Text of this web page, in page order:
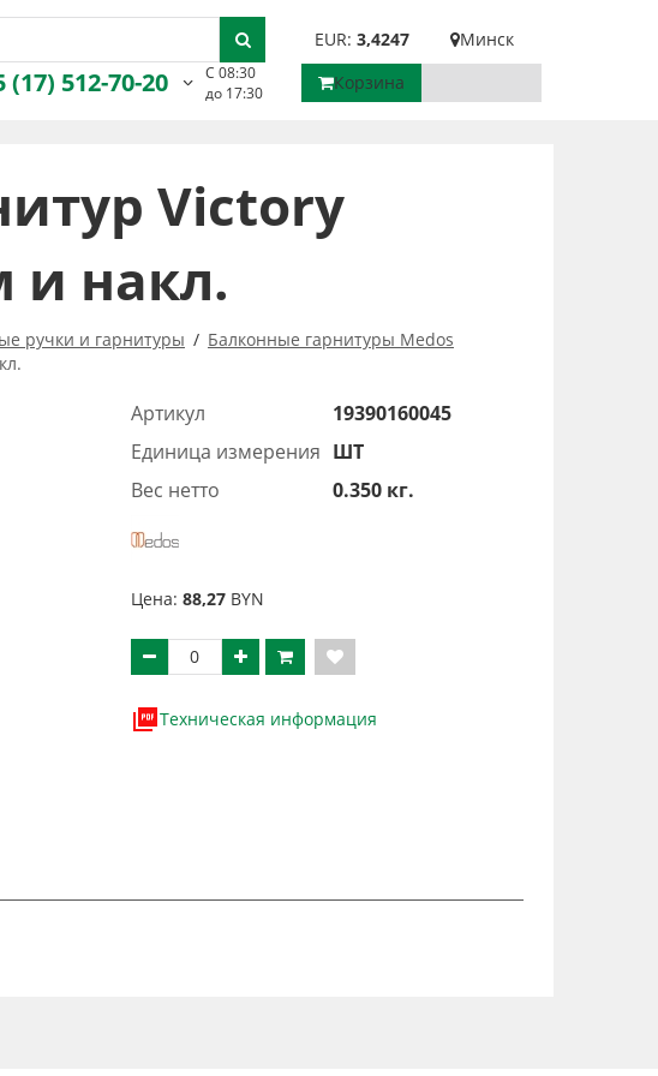
EUR: 3,4247
Минск
(17) 512-70-20
С 08:30
до 17:30
Корзина
Victory
и накл.
ручки и гарнитуры
Балконные гарнитуры Medos
Артикул
19390160045
Единица измерения ШТ
Вес нетто
0.350 кг.
Цена: 88,27 BYN
Техническая информация